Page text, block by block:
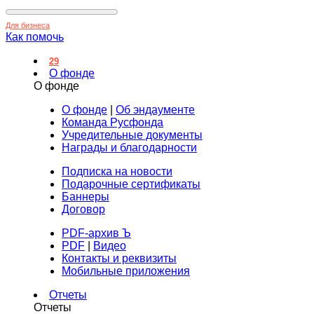
Для бизнеса
Как помочь
29
О фонде
О фонде
О фонде
Об эндаументе
Команда Русфонда
Учредительные документы
Награды и благодарности
Подписка на новости
Подарочные сертификаты
Баннеры
Договор
PDF-архив Ъ
PDF
Видео
Контакты и реквизиты
Мобильные приложения
Отчеты
Отчеты